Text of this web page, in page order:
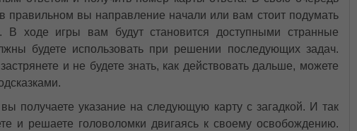
правильном вы направление начали или вам стоит подумать
В ходе игры вам будут становится доступными странные
будете использовать при решении последующих задач.
и не будете знать, как действовать дальше, можете
получаете указание на следующую карту с загадкой. И так
и решаете головоломки двигаясь к своему освобождению.